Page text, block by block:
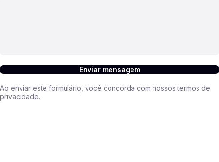
Enviar mensagem
Ao enviar este formulário, você concorda com nossos termos de
privacidade.